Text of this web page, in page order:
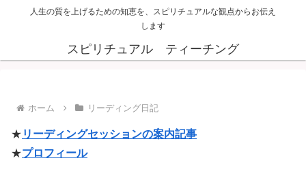
人生の質を上げるための知恵を、スピリチュアルな観点からお伝え
します
スピリチュアル ティーチング
ホーム リーディング日記
★ リーディングセッションの案内記事
★プロフィール